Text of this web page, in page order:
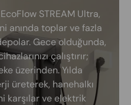
STREAM Ultra,
anında toplar ve fazla
Gece olduğunda,
çalıştırır;
üzerinden. Yılda
üreterek, hanehalkı
karşılar ve elektrik